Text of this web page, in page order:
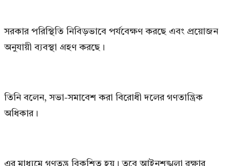
সরকার পরিস্থিতি নিবিড়ভাবে পর্যবেক্ষণ করছে এবং প্রয়োজন
অনুযায়ী ব্যবস্থা গ্রহণ করছে।
তিনি বলেন, সভা-সমাবেশ করা বিরোধী দলের গণতান্ত্রিক
অধিকার।
এর মাধ্যমে গণতন্ত্র বিকশিত হয়। তবে আইনশৃঙ্খলা রক্ষার